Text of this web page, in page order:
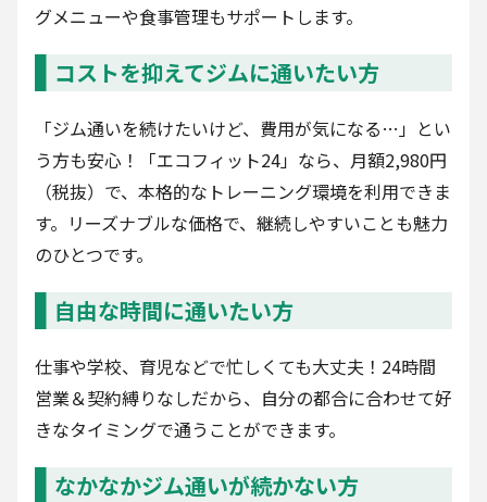
グメニューや食事管理もサポートします。
コストを抑えてジムに通いたい方
「ジム通いを続けたいけど、費用が気になる…」とい
う方も安心！「エコフィット24」なら、月額2,980円
（税抜）で、本格的なトレーニング環境を利用できま
す。リーズナブルな価格で、継続しやすいことも魅力
のひとつです。
自由な時間に通いたい方
仕事や学校、育児などで忙しくても大丈夫！24時間
営業＆契約縛りなしだから、自分の都合に合わせて好
きなタイミングで通うことができます。
なかなかジム通いが続かない方